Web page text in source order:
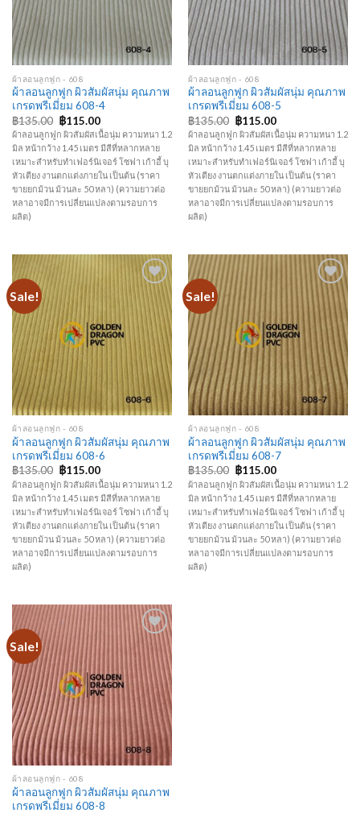
ผ้าลอนลูกฟูก - 608
ผ้าลอนลูกฟูก ผิวสัมผัสนุ่ม คุณภาพ
เกรดพรีเมี่ยม 608-4
฿135.00 ฿115.00
ผ้าลอนลูกฟูก ผิวสัมผัสเนื้อนุ่ม ความหนา 1.2
มิล หน้ากว้าง 1.45 เมตร มีสีที่หลากหลาย
เหมาะสำหรับทำเฟอร์นิเจอร์ โซฟา เก้าอี้ บุ
หัวเตียง งานตกแต่งภายใน เป็นต้น (ราคา
ขายยกม้วน ม้วนละ 50 หลา) (ความยาวต่อ
หลาอาจมีการเปลี่ยนแปลงตามรอบการ
ผลิต)
ผ้าลอนลูกฟูก - 608
ผ้าลอนลูกฟูก ผิวสัมผัสนุ่ม คุณภาพ
เกรดพรีเมี่ยม 608-5
฿135.00 ฿115.00
ผ้าลอนลูกฟูก ผิวสัมผัสเนื้อนุ่ม ความหนา 1.2
มิล หน้ากว้าง 1.45 เมตร มีสีที่หลากหลาย
เหมาะสำหรับทำเฟอร์นิเจอร์ โซฟา เก้าอี้ บุ
หัวเตียง งานตกแต่งภายใน เป็นต้น (ราคา
ขายยกม้วน ม้วนละ 50 หลา) (ความยาวต่อ
หลาอาจมีการเปลี่ยนแปลงตามรอบการ
ผลิต)
Sale!
Add to
Wishlist
ผ้าลอนลูกฟูก - 608
ผ้าลอนลูกฟูก ผิวสัมผัสนุ่ม คุณภาพ
เกรดพรีเมี่ยม 608-6
฿135.00 ฿115.00
ผ้าลอนลูกฟูก ผิวสัมผัสเนื้อนุ่ม ความหนา 1.2
มิล หน้ากว้าง 1.45 เมตร มีสีที่หลากหลาย
เหมาะสำหรับทำเฟอร์นิเจอร์ โซฟา เก้าอี้ บุ
หัวเตียง งานตกแต่งภายใน เป็นต้น (ราคา
ขายยกม้วน ม้วนละ 50 หลา) (ความยาวต่อ
หลาอาจมีการเปลี่ยนแปลงตามรอบการ
ผลิต)
Sale!
Add to
Wishlist
ผ้าลอนลูกฟูก - 608
ผ้าลอนลูกฟูก ผิวสัมผัสนุ่ม คุณภาพ
เกรดพรีเมี่ยม 608-7
฿135.00 ฿115.00
ผ้าลอนลูกฟูก ผิวสัมผัสเนื้อนุ่ม ความหนา 1.2
มิล หน้ากว้าง 1.45 เมตร มีสีที่หลากหลาย
เหมาะสำหรับทำเฟอร์นิเจอร์ โซฟา เก้าอี้ บุ
หัวเตียง งานตกแต่งภายใน เป็นต้น (ราคา
ขายยกม้วน ม้วนละ 50 หลา) (ความยาวต่อ
หลาอาจมีการเปลี่ยนแปลงตามรอบการ
ผลิต)
Sale!
Add to
Wishlist
ผ้าลอนลูกฟูก - 608
ผ้าลอนลูกฟูก ผิวสัมผัสนุ่ม คุณภาพ
เกรดพรีเมี่ยม 608-8